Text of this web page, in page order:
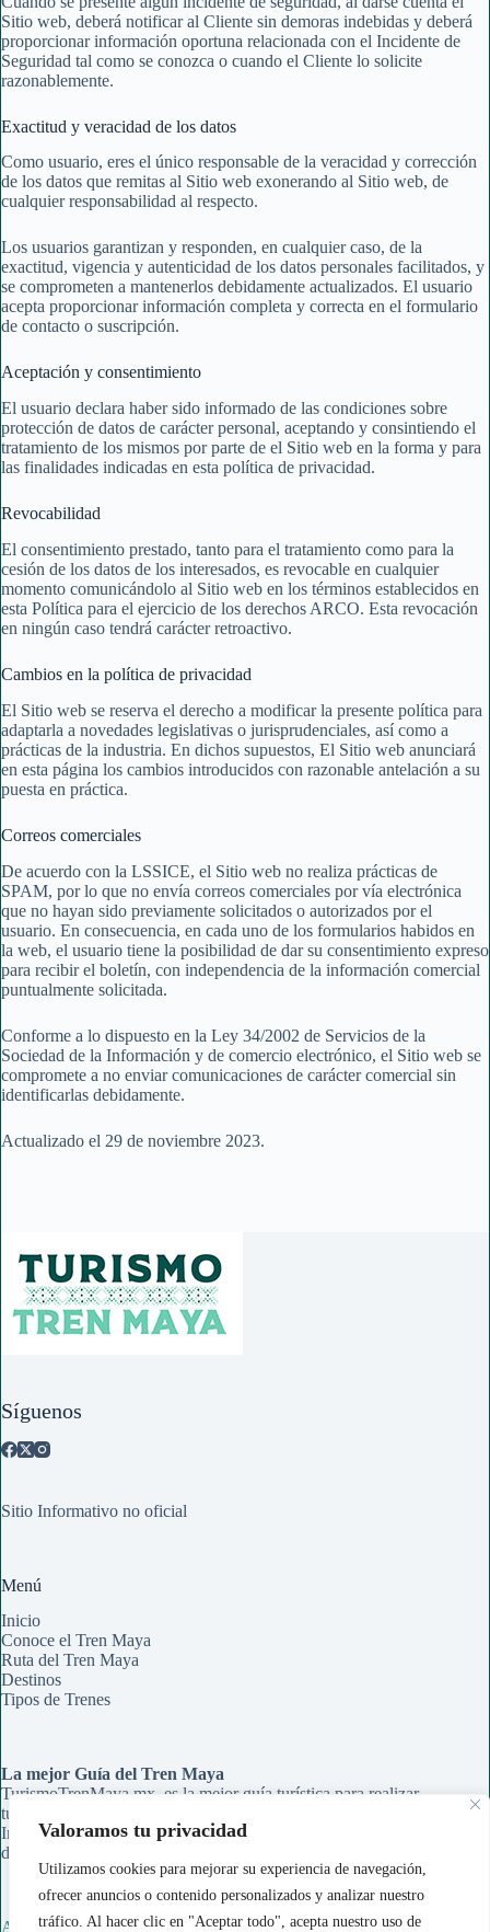
Valoramos tu privacidad
Utilizamos cookies para mejorar su experiencia de navegación,
ofrecer anuncios o contenido personalizados y analizar nuestro
tráfico. Al hacer clic en "Aceptar todo", acepta nuestro uso de
Sitio web, deberá notificar al Cliente sin demoras indebidas y deberá
proporcionar información oportuna relacionada con el Incidente de
Seguridad tal como se conozca o cuando el Cliente lo solicite
razonablemente.
Exactitud y veracidad de los datos
Como usuario, eres el único responsable de la veracidad y corrección
de los datos que remitas al Sitio web exonerando al Sitio web, de
cualquier responsabilidad al respecto.
Los usuarios garantizan y responden, en cualquier caso, de la
exactitud, vigencia y autenticidad de los datos personales facilitados, y
se comprometen a mantenerlos debidamente actualizados. El usuario
acepta proporcionar información completa y correcta en el formulario
de contacto o suscripción.
Aceptación y consentimiento
El usuario declara haber sido informado de las condiciones sobre
protección de datos de carácter personal, aceptando y consintiendo el
tratamiento de los mismos por parte de el Sitio web en la forma y para
las finalidades indicadas en esta política de privacidad.
Revocabilidad
El consentimiento prestado, tanto para el tratamiento como para la
cesión de los datos de los interesados, es revocable en cualquier
momento comunicándolo al Sitio web en los términos establecidos en
esta Política para el ejercicio de los derechos ARCO. Esta revocación
en ningún caso tendrá carácter retroactivo.
Cambios en la política de privacidad
El Sitio web se reserva el derecho a modificar la presente política para
adaptarla a novedades legislativas o jurisprudenciales, así como a
prácticas de la industria. En dichos supuestos, El Sitio web anunciará
en esta página los cambios introducidos con razonable antelación a su
puesta en práctica.
Correos comerciales
De acuerdo con la LSSICE, el Sitio web no realiza prácticas de
SPAM, por lo que no envía correos comerciales por vía electrónica
que no hayan sido previamente solicitados o autorizados por el
usuario. En consecuencia, en cada uno de los formularios habidos en
la web, el usuario tiene la posibilidad de dar su consentimiento expreso
para recibir el boletín, con independencia de la información comercial
puntualmente solicitada.
Conforme a lo dispuesto en la Ley 34/2002 de Servicios de la
Sociedad de la Información y de comercio electrónico, el Sitio web se
compromete a no enviar comunicaciones de carácter comercial sin
identificarlas debidamente.
Actualizado el 29 de noviembre 2023.
Síguenos
Sitio Informativo no oficial
Menú
Inicio
Conoce el Tren Maya
Ruta del Tren Maya
Destinos
Tipos de Trenes
La mejor Guía del Tren Maya
TurismoTrenMaya.mx, es la mejor guía turística para realizar
tu recorrido en el Tren Maya. Aqui encontrarás Rutas,
Información de Estaciones y Paraderos, Guías de Información
de cada ciudad y Tips para organizar tu viaje.
Acerca de Nosotros